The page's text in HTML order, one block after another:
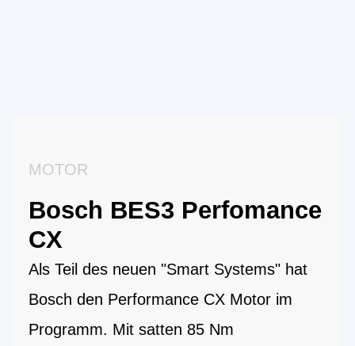
MOTOR
Bosch BES3 Perfomance
CX
Als Teil des neuen "Smart Systems" hat
Bosch den Performance CX Motor im
Programm. Mit satten 85 Nm